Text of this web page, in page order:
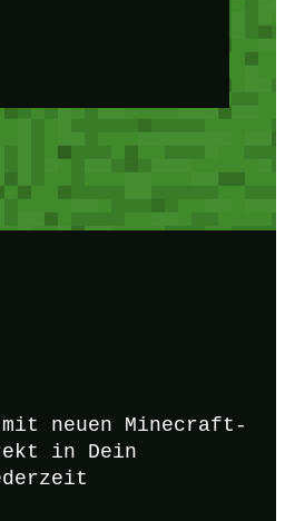
neuen Minecraft-
in Dein